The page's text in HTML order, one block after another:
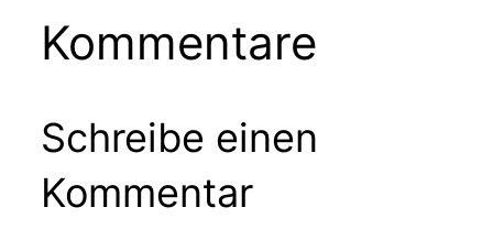
Kommentare
Schreibe einen
Kommentar